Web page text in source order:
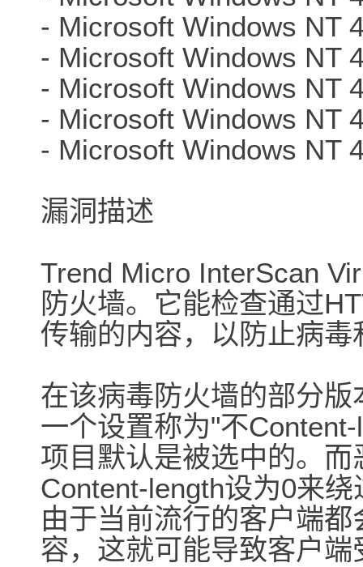
- Microsoft Windows NT
- Microsoft Windows NT
- Microsoft Windows NT
- Microsoft Windows NT
- Microsoft Windows NT
漏洞描述
Trend Micro InterScan
防火墙。它能检查通过
传输的内容，以防止病毒
在该病毒防火墙的部分
一个设置称为"不
项目默认是被选中的。
Content-length设为0来
由于当前流行的客户端
容，这就可能导致客户